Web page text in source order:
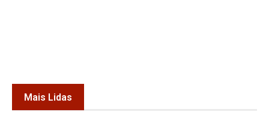
Mais Lidas